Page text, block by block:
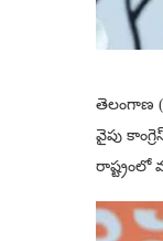
తెలంగాణ
వైపు
రాష్ట్రంలో